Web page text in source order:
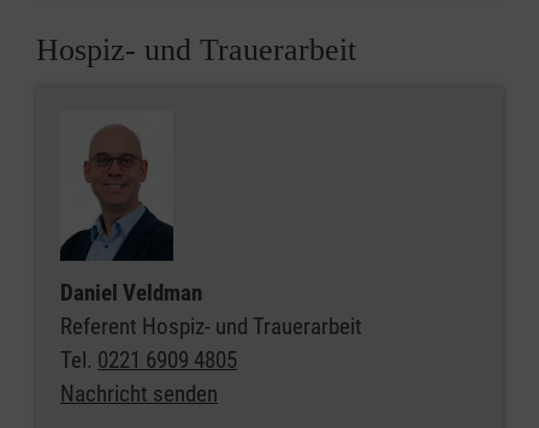
Hospiz- und Trauerarbeit
Daniel Veldman
Referent Hospiz- und Trauerarbeit
Tel. 0221 6909 4805
Nachricht senden